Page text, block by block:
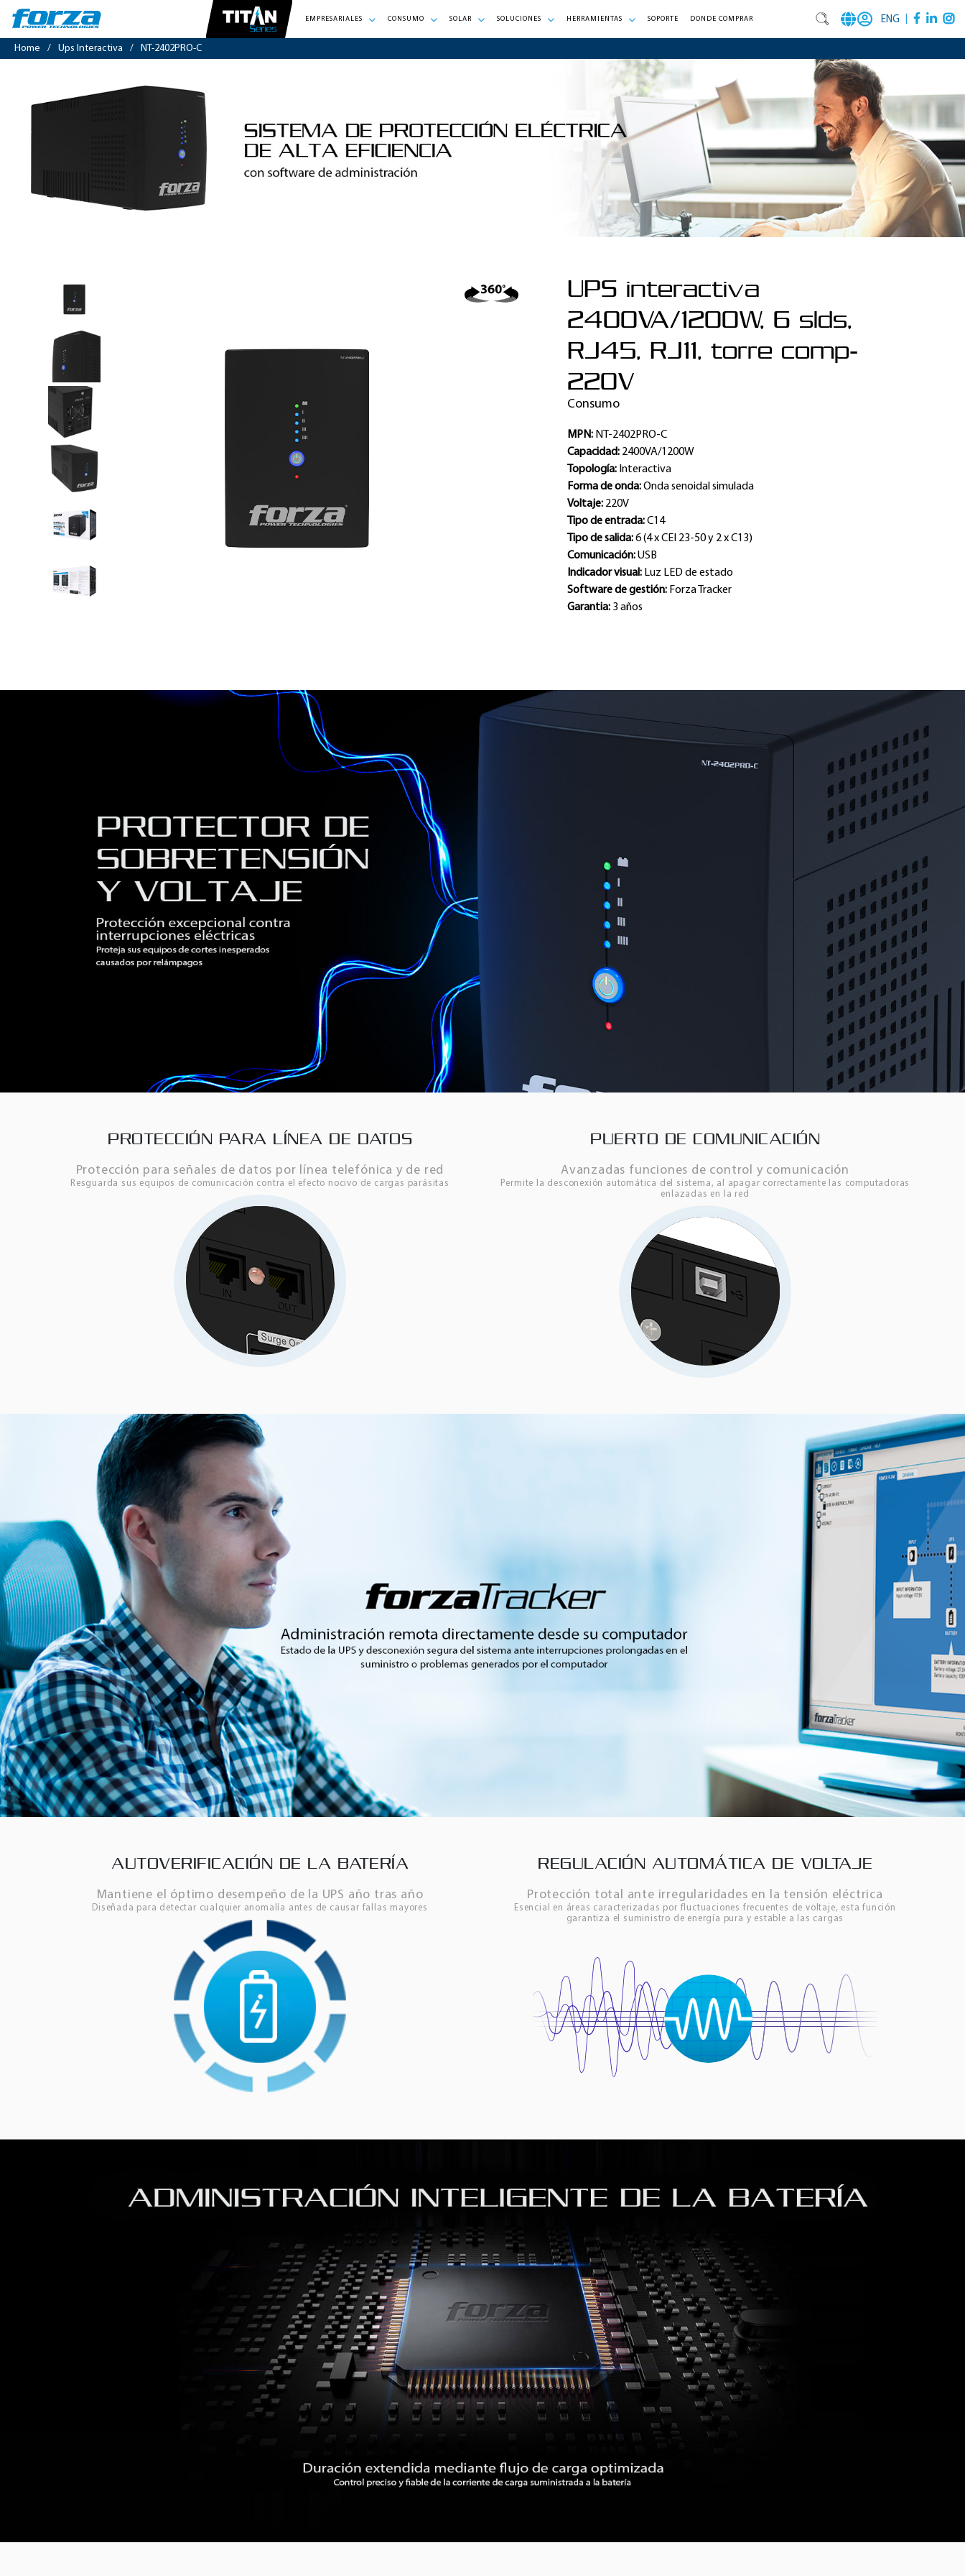
EMPRESARIALES CONSUMO SOLAR SOLUCIONES HERRAMIENTAS SOPORTE DONDE COMPRAR ENG
Home / Ups Interactiva / NT-2402PRO-C
interactiva
2400VA/1200W,
comp-
220V
UPS interactiva
2400VA/1200W, 6 slds,
RJ45, RJ11, torre comp-
220V
Consumo
MPN: NT-2402PRO-C
Capacidad: 2400VA/1200W
Topología: Interactiva
Forma de onda:Onda senoidal simulada
Voltaje: 220V
Tipo de entrada:C14
Tipo de salida:6 (4 x CEI 23-50 y 2 x C13)
Comunicación:USB
Indicador visual: Luz LED de estado
Software de gestión: Forza Tracker
Garantia: 3 años
PROTECCIÓN PARA LÍNEA DE DATOS
Protección para señales de datos por línea telefónica y de red
Resguarda sus equipos de comunicación contra el efecto nocivo de cargas parásitas
PUERTO DE COMUNICACIÓN
Avanzadas funciones de control y comunicación
Permite la desconexión automática del sistema, al apagar correctamente las computadoras
enlazadas en la red
AUTOVERIFICACIÓN DE LA BATERÍA
Mantiene el óptimo desempeño de la UPS año tras año
Diseñada para detectar cualquier anomalía antes de causar fallas mayores
REGULACIÓN AUTOMÁTICA DE VOLTAJE
Protección total ante irregularidades en la tensión eléctrica
Esencial en áreas caracterizadas por fluctuaciones frecuentes de voltaje, esta función
garantiza el suministro de energía pura y estable a las cargas